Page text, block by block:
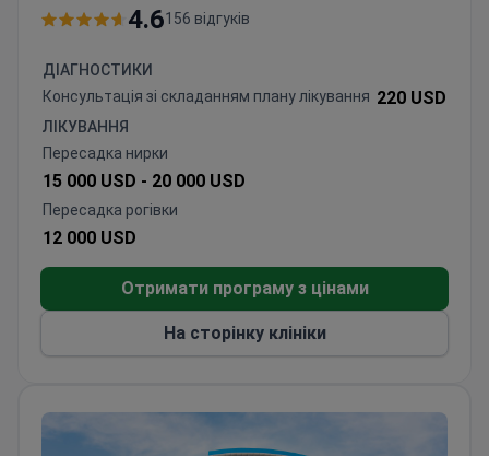
Vinci.
та понад 900 пересадок печінки
Заклад акредитований JCI та має
спеціалізовані програми трансплантації
доступна для відповідних пацієнтів
4.6156 відгуків
ДІАГНОСТИКИ
Консультація зі складанням плану лікування 220 USD
ЛІКУВАННЯ
Пересадка нирки
15 000 USD - 20 000 USD
Пересадка рогівки
12 000 USD
Отримати програму з цінами
На сторінку клініки